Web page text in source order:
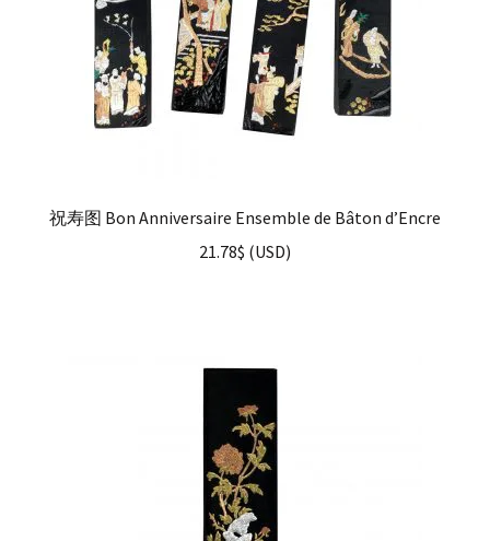
祝寿图 Bon Anniversaire Ensemble de Bâton d’Encre
21.78$ (USD)